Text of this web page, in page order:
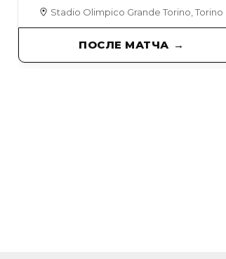
Stadio Olimpico Grande Torino, Torino
ПОСЛЕ МАТЧА